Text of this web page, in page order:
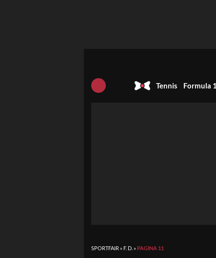
Tennis Formula 1
SPORTFAIR » F. D. » PAGINA 11